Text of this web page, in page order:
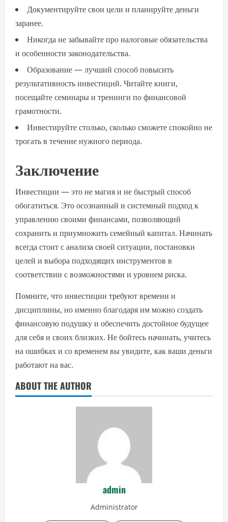
Документируйте свои цели и планируйте деньги
заранее.
Никогда не забывайте про налоговые обязательства
и особенности законодательства.
Образование — лучший способ повысить
результативность инвестиций. Читайте книги,
посещайте семинары и тренинги по финансовой
грамотности.
Инвестируйте столько, сколько сможете спокойно не
трогать в течение нужного периода.
Заключение
Инвестиции — это не магия и не быстрый способ
обогатиться. Это осознанный и системный подход к
управлению своими финансами, позволяющий
сохранить и приумножить семейный капитал. Начинать
всегда стоит с анализа своей ситуации, постановки
целей и выбора подходящих инструментов в
соответствии с возможностями и уровнем риска.
Помните, что инвестиции требуют времени и
дисциплины, но именно благодаря им можно создать
финансовую подушку и обеспечить достойное будущее
для себя и своих близких. Не бойтесь начинать, учитесь
на ошибках и со временем вы увидите, как ваши деньги
работают на вас.
ABOUT THE AUTHOR
admin
Administrator